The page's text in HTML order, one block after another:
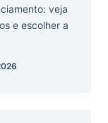
veja
e escolher a